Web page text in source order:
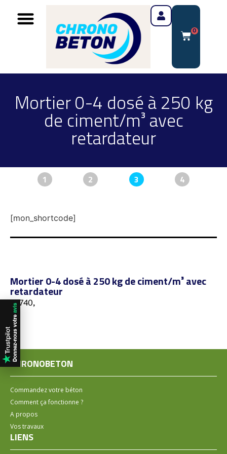
0
Mortier 0-4 dosé à 250 kg
de ciment/m³ avec
retardateur
1 2 3 4
[mon_shortcode]
Mortier 0-4 dosé à 250 kg de ciment/m³ avec
retardateur
57740,
CHRONOBETON
Commandez votre béton
Comment ça fonctionne ?
A propos
Vos travaux
LIENS